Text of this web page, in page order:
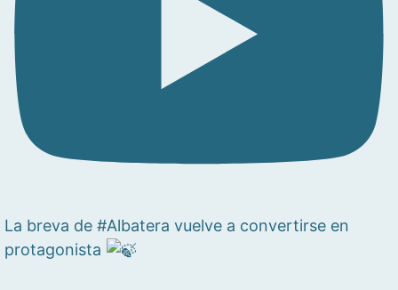
La breva de #Albatera vuelve a convertirse en
protagonista